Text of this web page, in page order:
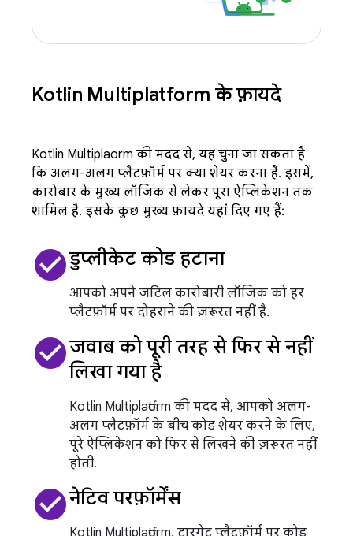
Kotlin Multiplatform के फ़ायदे
Kotlin Multiplatform की मदद से, यह चुना जा सकता है
कि अलग-अलग प्लैटफ़ॉर्म पर क्या शेयर करना है. इसमें,
कारोबार के मुख्य लॉजिक से लेकर पूरा ऐप्लिकेशन तक
शामिल है. इसके कुछ मुख्य फ़ायदे यहां दिए गए हैं:
check_circleडुप्लीकेट कोड हटाना
आपको अपने जटिल कारोबारी लॉजिक को हर
प्लैटफ़ॉर्म पर दोहराने की ज़रूरत नहीं है.
check_circleजवाब को पूरी तरह से फिर से नहीं
लिखा गया है
Kotlin Multiplatform की मदद से, आपको अलग-
अलग प्लैटफ़ॉर्म के बीच कोड शेयर करने के लिए,
पूरे ऐप्लिकेशन को फिर से लिखने की ज़रूरत नहीं
होती.
check_circleनेटिव परफ़ॉर्मेंस
Kotlin Multiplatform, टारगेट प्लैटफ़ॉर्म पर कोड